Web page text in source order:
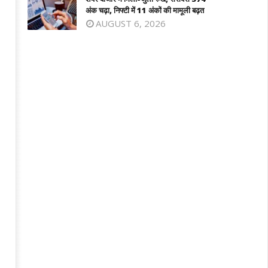
2025
अंक चढ़ा, निफ्टी में 11 अंकों की मामूली बढ़त
AUGUST 6, 2026